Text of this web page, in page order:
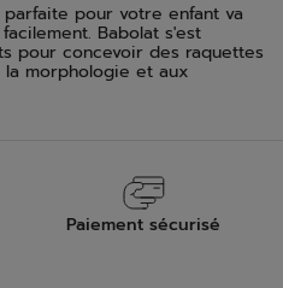
pour votre enfant va
Babolat s'est
pour concevoir des raquettes
morphologie et aux
la Motricité. Le tennis est
de tennis pour
Paiement sécurisé